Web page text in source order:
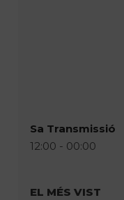
Sa Transmissió
12:00 - 00:00
EL MÉS VIST